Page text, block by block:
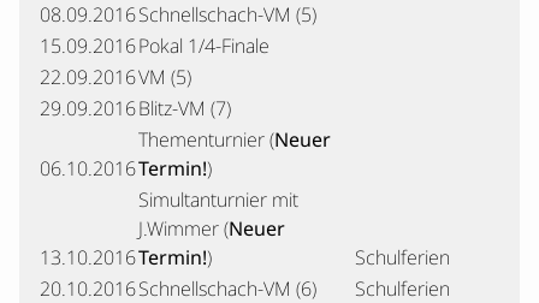
08.09.2016Schnellschach-VM (5)
15.09.2016Pokal 1/4-Finale
22.09.2016VM (5)
29.09.2016Blitz-VM (7)
06.10.2016
Thementurnier (Neuer
Termin!)
13.10.2016
Simultanturnier mit
J.Wimmer (Neuer
Termin!)
Schulferien
20.10.2016Schnellschach-VM (6) Schulferien